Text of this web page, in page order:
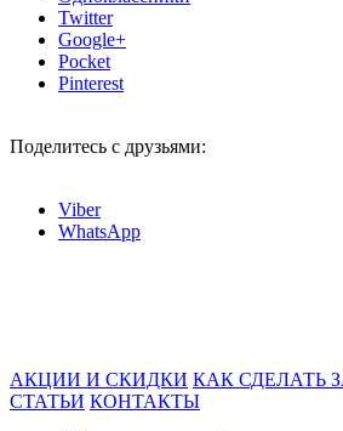
Twitter
Google+
Pocket
Pinterest
Поделитесь с друзьями:
Viber
WhatsApp
АКЦИИ И СКИДКИ КАК СДЕЛАТЬ
СТАТЬИ КОНТАКТЫ